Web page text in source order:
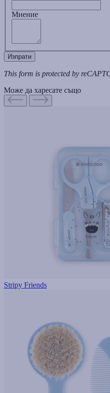
Мнение
Изпрати
This form is protected by
Може да харесате също
Stripy Friends